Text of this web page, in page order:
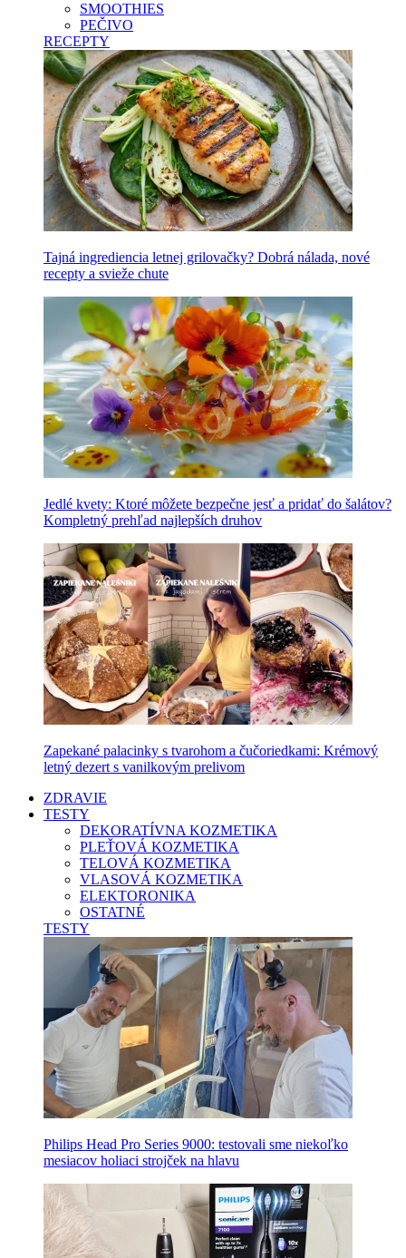
SMOOTHIES
PEČIVO
RECEPTY
Tajná ingrediencia letnej grilovačky? Dobrá nálada, nové
recepty a svieže chute
Jedlé kvety: Ktoré môžete bezpečne jesť a pridať do šalátov?
Kompletný prehľad najlepších druhov
Zapekané palacinky s tvarohom a čučoriedkami: Krémový
letný dezert s vanilkovým prelivom
ZDRAVIE
TESTY
DEKORATÍVNA KOZMETIKA
PLEŤOVÁ KOZMETIKA
TELOVÁ KOZMETIKA
VLASOVÁ KOZMETIKA
ELEKTORONIKA
OSTATNÉ
TESTY
Philips Head Pro Series 9000: testovali sme niekoľko
mesiacov holiaci strojček na hlavu